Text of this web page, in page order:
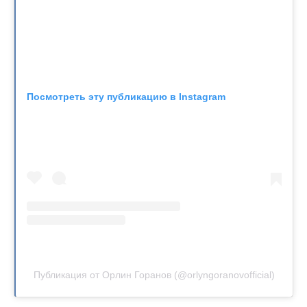
Посмотреть эту публикацию в Instagram
Публикация от Орлин Горанов (@orlyngoranovofficial)